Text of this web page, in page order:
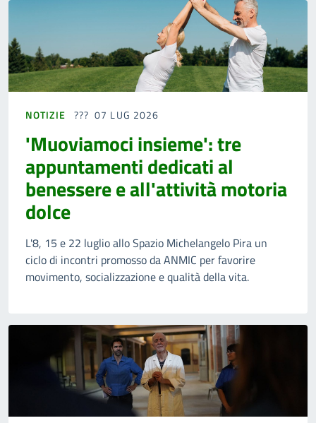
NOTIZIE 07 LUG 2026
'Muoviamoci insieme': tre
appuntamenti dedicati al
benessere e all'attività motoria
dolce
L'8, 15 e 22 luglio allo Spazio Michelangelo Pira un
ciclo di incontri promosso da ANMIC per favorire
movimento, socializzazione e qualità della vita.